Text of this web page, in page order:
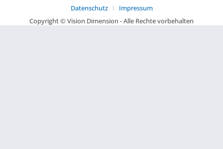
Datenschutz
Impressum
Copyright © Vision Dimension - Alle Rechte vorbehalten